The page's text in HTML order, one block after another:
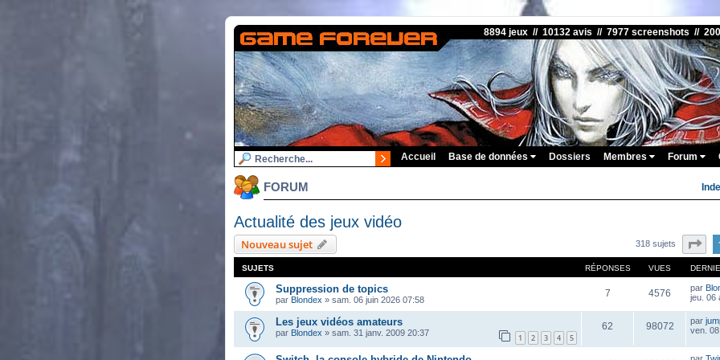
8894 jeux // 10132 avis // 7977 screenshots //
Accueil Base de données Dossiers Membres Forum
FORUM
Actualité des jeux vidéo
Nouveau sujet 318 sujets
SUJETS RÉPONSES VUES
Suppression de topics
par Blondex » sam. 06 juin 2026 07:58
7 4576 par
jeu. 06
Les jeux vidéos amateurs
par Blondex » sam. 31 janv. 2009 20:37 1 2 3 4 5
62 98072 par
ven.